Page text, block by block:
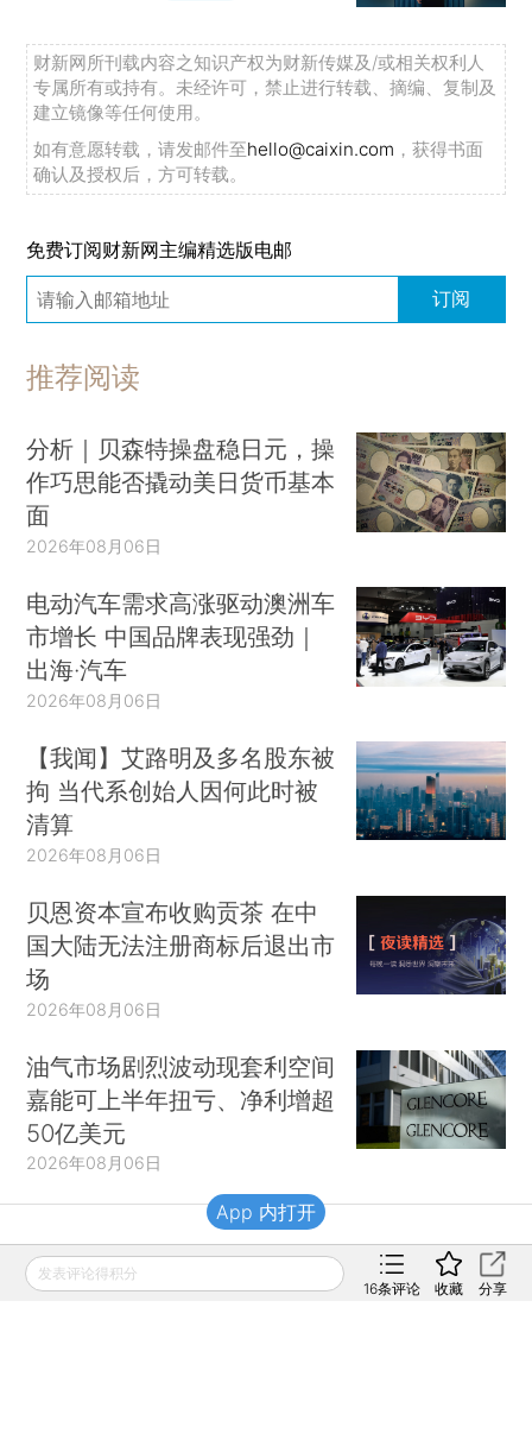
财新网所刊载内容之知识产权为财新传媒及/或相关权利人
专属所有或持有。未经许可，禁止进行转载、摘编、复制及
建立镜像等任何使用。
如有意愿转载，请发邮件至hello@caixin.com ，获得书面
确认及授权后，方可转载。
免费订阅财新网主编精选版电邮
订阅
推荐阅读
分析｜贝森特操盘稳日元，操
作巧思能否撬动美日货币基本
面
2026年08月06日
电动汽车需求高涨驱动澳洲车
市增长 中国品牌表现强劲｜
出海·汽车
2026年08月06日
【我闻】艾路明及多名股东被
拘 当代系创始人因何此时被
清算
2026年08月06日
贝恩资本宣布收购贡茶 在中
国大陆无法注册商标后退出市
场
2026年08月06日
油气市场剧烈波动现套利空间
嘉能可上半年扭亏、净利增超
50亿美元
2026年08月06日
财新移动
发表评论得积分
16条评论 收藏 分享
App 内打开